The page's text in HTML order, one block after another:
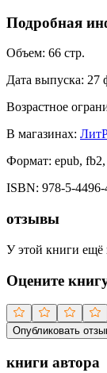
Подробная
Объем: 66 стр.
Дата выпуска: 27
Возрастное
В магазинах:
Формат: epub,
ISBN: 978-5-
отзывы
У этой книги ещё
Оцените
Опубликовать
книги автора